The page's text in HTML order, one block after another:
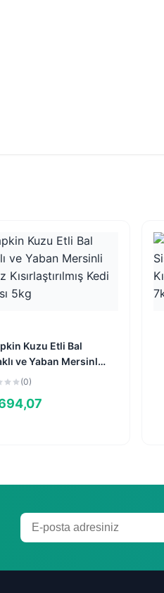
Kuzu Etli Bal
ve Yaban Mersinli
Kısırlaştırılmış
(0)